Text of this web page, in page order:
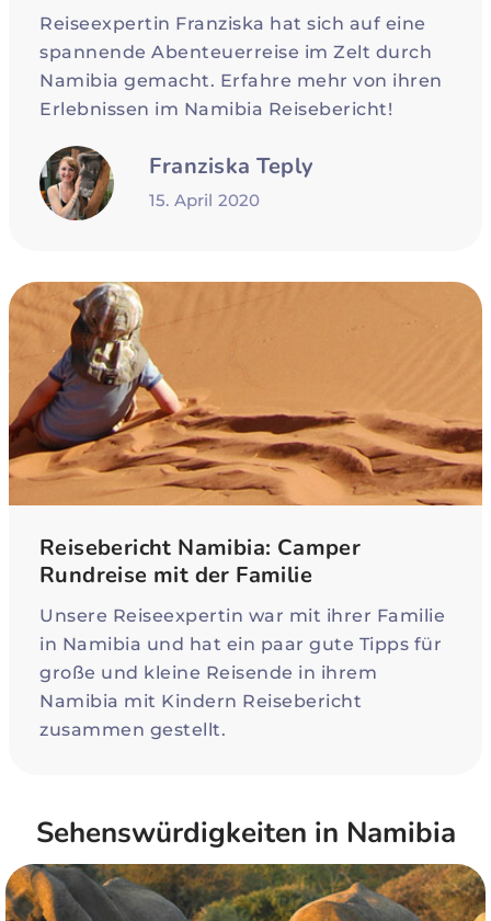
Reiseexpertin Franziska hat sich auf eine
spannende Abenteuerreise im Zelt durch
Namibia gemacht. Erfahre mehr von ihren
Erlebnissen im Namibia Reisebericht!
Franziska Teply
15. April 2020
Reisebericht Namibia: Camper
Rundreise mit der Familie
Unsere Reiseexpertin war mit ihrer Familie
in Namibia und hat ein paar gute Tipps für
große und kleine Reisende in ihrem
Namibia mit Kindern Reisebericht
zusammen gestellt.
Sehenswürdigkeiten in Namibia